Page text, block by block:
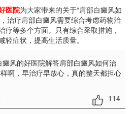
医院为大家带来的关于“肩部白癜风如
治疗肩部白癜风需要综合考虑药物治
疗等多个方面。只有综合采取措施，
症状，提高生活质量。
癜风的好医院解答肩部白癜风如何治
样啊，早治疗早放心，真的整天都担心
114